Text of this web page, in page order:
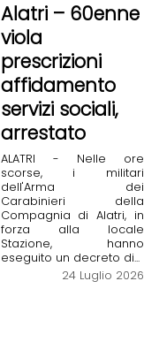
Alatri – 60enne
viola
prescrizioni
affidamento
servizi sociali,
arrestato
ALATRI - Nelle ore
scorse, i militari
dell'Arma dei
Carabinieri della
Compagnia di Alatri, in
forza alla locale
Stazione, hanno
eseguito un decreto di...
24 Luglio 2026